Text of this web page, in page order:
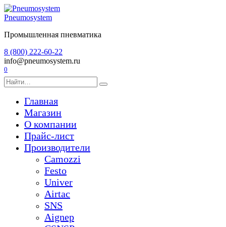
Перейти
к
Pneumosystem
Промышленная пневматика
8 (800) 222-60-22
info@pneumosystem.ru
0
Search
for:
Главная
Магазин
О компании
Прайс-лист
Производители
Camozzi
Festo
Univer
Airtac
SNS
Aignep